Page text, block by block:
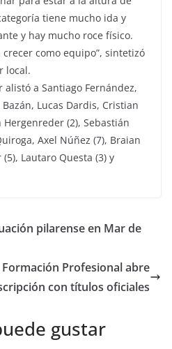
tiene mucho ida y
y hay mucho roce físico.
como equipo”, sintetizó
local.
a Santiago Fernández,
Lucas Dardis, Cristian
(2), Sebastián
Axel Núñez (7), Braian
Lautaro Questa (3) y
pilarense en Mar de
Profesional abre
con títulos oficiales
gustar